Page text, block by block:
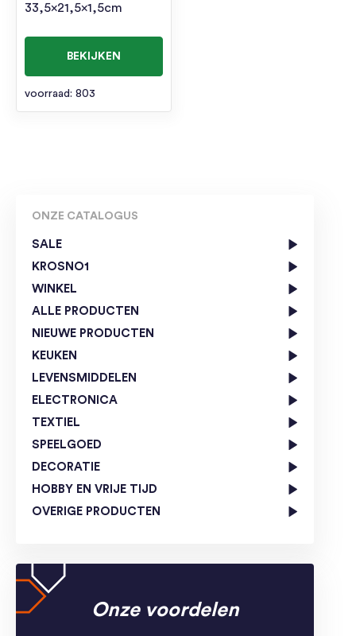
ONZE CATALOGUS
SALE
KROSNO1
WINKEL
ALLE PRODUCTEN
NIEUWE PRODUCTEN
KEUKEN
LEVENSMIDDELEN
ELECTRONICA
TEXTIEL
SPEELGOED
DECORATIE
HOBBY EN VRIJE TIJD
OVERIGE PRODUCTEN
Onze voordelen
33,5×21,5×1,5cm
BEKIJKEN
voorraad: 803